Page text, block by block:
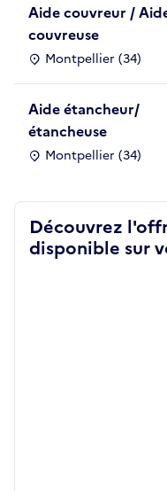
Aide couvreur /
couvreuse
Montpellier (34)
Aide étancheur/
étancheuse
Montpellier (34)
Découvrez
disponible sur